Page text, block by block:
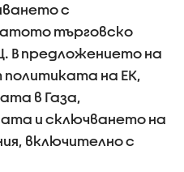
с
търговско
В предложението на
на ЕК,
в Газа,
и сключването на
включително с